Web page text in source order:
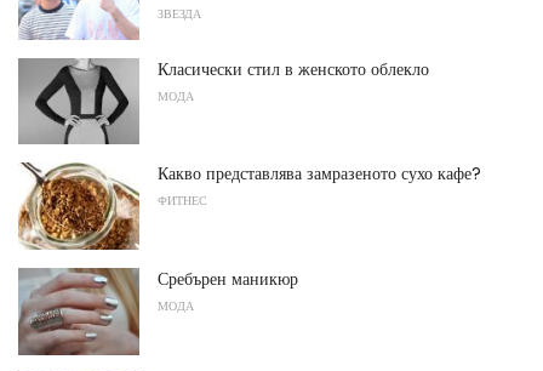
ЗВЕЗДА
Класически стил в женското облекло
МОДА
Какво представлява замразеното сухо кафе?
ФИТНЕС
Сребърен маникюр
МОДА